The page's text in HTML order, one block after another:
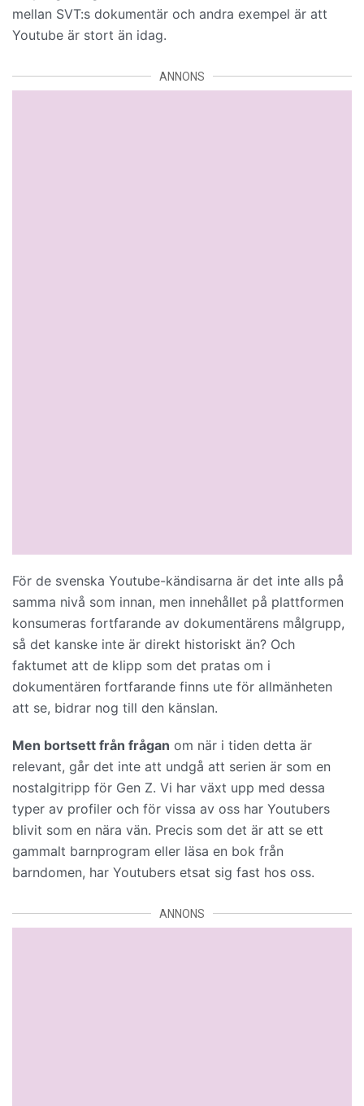
mellan SVT:s dokumentär och andra exempel är att
Youtube är stort än idag.
ANNONS
För de svenska Youtube-kändisarna är det inte alls på
samma nivå som innan, men innehållet på plattformen
konsumeras fortfarande av dokumentärens målgrupp,
så det kanske inte är direkt historiskt än? Och
faktumet att de klipp som det pratas om i
dokumentären fortfarande finns ute för allmänheten
att se, bidrar nog till den känslan.
Men bortsett från frågan om när i tiden detta är
relevant, går det inte att undgå att serien är som en
nostalgitripp för Gen Z. Vi har växt upp med dessa
typer av profiler och för vissa av oss har Youtubers
blivit som en nära vän. Precis som det är att se ett
gammalt barnprogram eller läsa en bok från
barndomen, har Youtubers etsat sig fast hos oss.
ANNONS